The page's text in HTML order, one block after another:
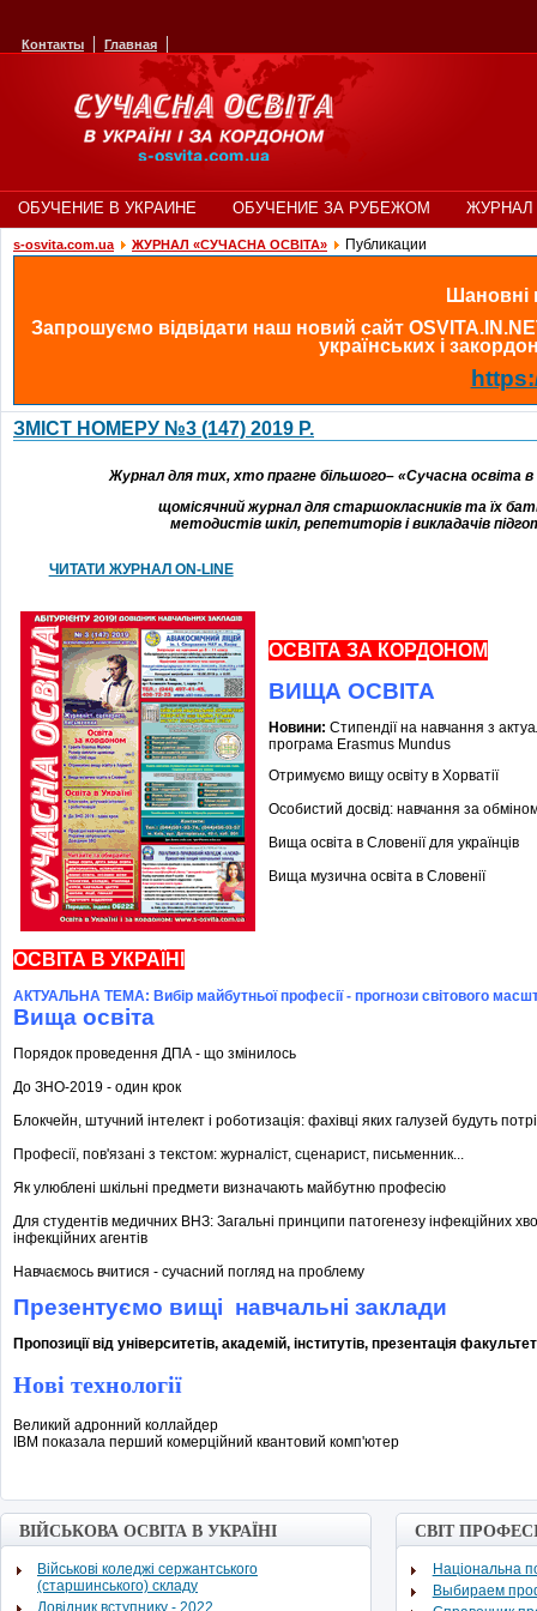
Контакты Главная
ОБУЧЕНИЕ В УКРАИНЕ ОБУЧЕНИЕ ЗА РУБЕЖОМ ЖУРНАЛ
s-osvita.com.ua ЖУРНАЛ «СУЧАСНА ОСВІТА» Публикации
Шановні
Запрошуємо відвідати наш новий сайт
українських і
ЗМІСТ НОМЕРУ №3 (147) 2019 Р.
Журнал для тих, хто прагне більшого– «Сучасна освіта в
щомісячний журнал для старшокласників та їх
методистів шкіл, репетиторів і викладачів
ЧИТАТИ ЖУРНАЛ ON-LINE
ОСВІТА ЗА КОРДОНОМ
ВИЩА ОСВІТА
Новини: Стипендії на навчання з
програма Erasmus Mundus
Отримуємо вищу освіту в Хорватії
Особистий досвід: навчання за
Вища освіта в Словенії для українців
Вища музична освіта в Словенії
ОСВІТА В УКРАЇНІ
АКТУАЛЬНА ТЕМА: Вибір майбутньої професії - прогнози світового
Вища освіта
Порядок проведення ДПА - що змінилось
До ЗНО-2019 - один крок
Блокчейн, штучний інтелект і роботизація: фахівці яких галузей будуть
Професії, пов'язані з текстом: журналіст, сценарист, письменник...
Як улюблені шкільні предмети визначають майбутню професію
Для студентів медичних ВНЗ: Загальні принципи патогенезу інфекційних
інфекційних агентів
Навчаємось вчитися - сучасний погляд на проблему
Презентуємо вищі навчальні заклади
Пропозиції від університетів, академій, інститутів, презентація
Нові технології
Великий адронний коллайдер
IBM показала перший комерційний квантовий комп'ютер
ВІЙСЬКОВА ОСВІТА В УКРАЇНІ
Військові коледжі сержантського
(старшинського) складу
Довідник вступнику - 2022
СВІТ
Національна
Выбираем